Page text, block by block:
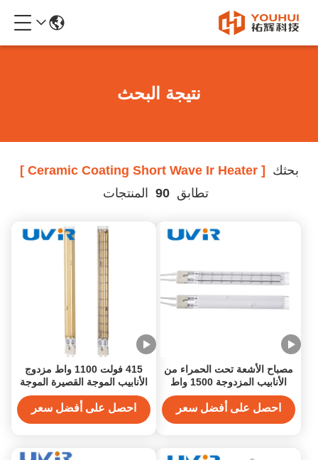
نتيجة البحث
بحثك [ Ceramic Coating Short Wave Ir Heater ]
تطابق90 المنتجات
مصباح الأشعة تحت الحمراء من
الأنابيب المزدوجة 1500 واط
Nichrome 230V White
Coating
احصل على أفضل سعر
415 فولت 1100 واط مزدوج
الأنابيب الموجة القصيرة الموجة
الحرارة تحت الحمراء مع طلاء
الذهب
احصل على أفضل سعر